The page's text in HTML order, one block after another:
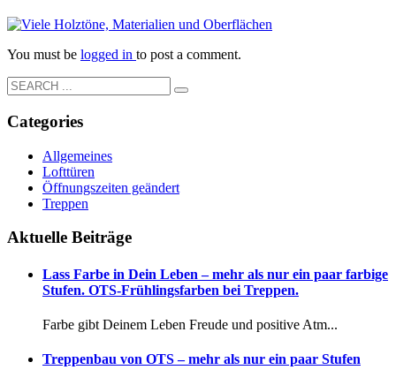
You must be logged in to post a comment.
Categories
Allgemeines
Lofttüren
Öffnungszeiten geändert
Treppen
Aktuelle Beiträge
Lass Farbe in Dein Leben – mehr als nur ein paar farbige
Stufen. OTS-Frühlingsfarben bei Treppen.
Farbe gibt Deinem Leben Freude und positive Atm...
Treppenbau von OTS – mehr als nur ein paar Stufen